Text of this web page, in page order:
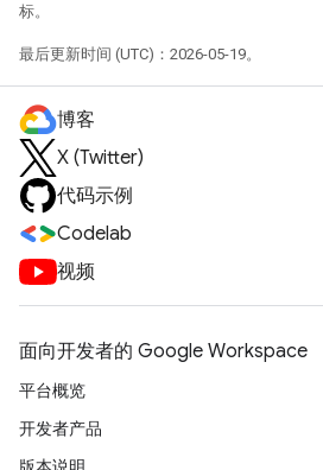
标。
最后更新时间 (UTC)：2026-05-19。
博客
X (Twitter)
代码示例
Codelab
视频
面向开发者的 Google Workspace
平台概览
开发者产品